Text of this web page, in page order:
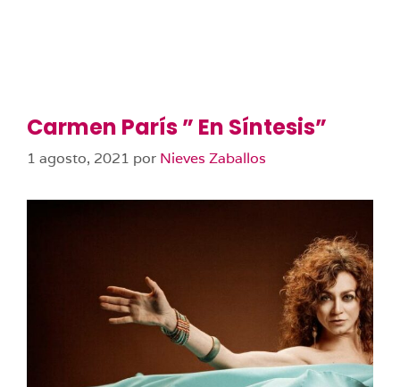
Carmen París ” En Síntesis”
1 agosto, 2021 por Nieves Zaballos